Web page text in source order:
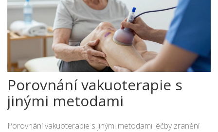
Porovnání vakuoterapie s
jinými metodami
Porovnání vakuoterapie s jinými metodami léčby zranění